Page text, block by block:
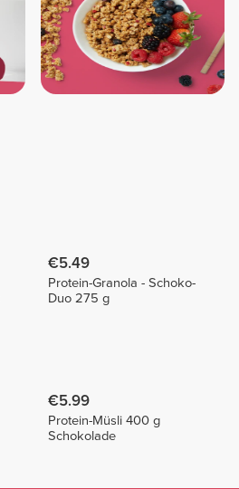
€5.49
Protein-Granola - Schoko-
Duo 275 g
€5.99
Protein-Müsli 400 g
Schokolade